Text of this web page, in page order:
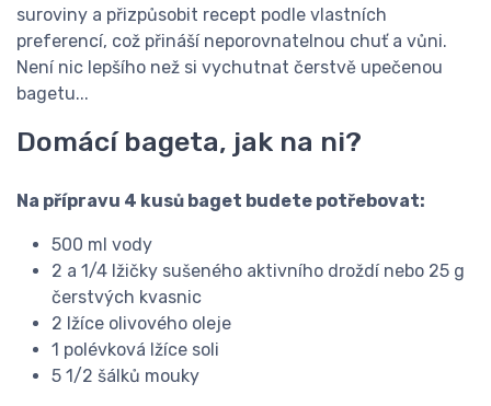
suroviny a přizpůsobit recept podle vlastních
preferencí, což přináší neporovnatelnou chuť a vůni.
Není nic lepšího než si vychutnat čerstvě upečenou
bagetu...
Domácí bageta, jak na ni?
Na přípravu 4 kusů baget budete potřebovat:
500 ml vody
2 a 1/4 lžičky sušeného aktivního droždí nebo 25 g
čerstvých kvasnic
2 lžíce olivového oleje
1 polévková lžíce soli
5 1/2 šálků mouky